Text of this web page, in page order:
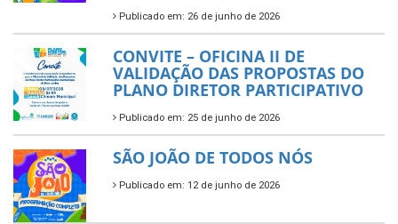
Publicado em: 26 de junho de 2026
CONVITE – OFICINA II DE
VALIDAÇÃO DAS PROPOSTAS DO
PLANO DIRETOR PARTICIPATIVO
Publicado em: 25 de junho de 2026
SÃO JOÃO DE TODOS NÓS
Publicado em: 12 de junho de 2026